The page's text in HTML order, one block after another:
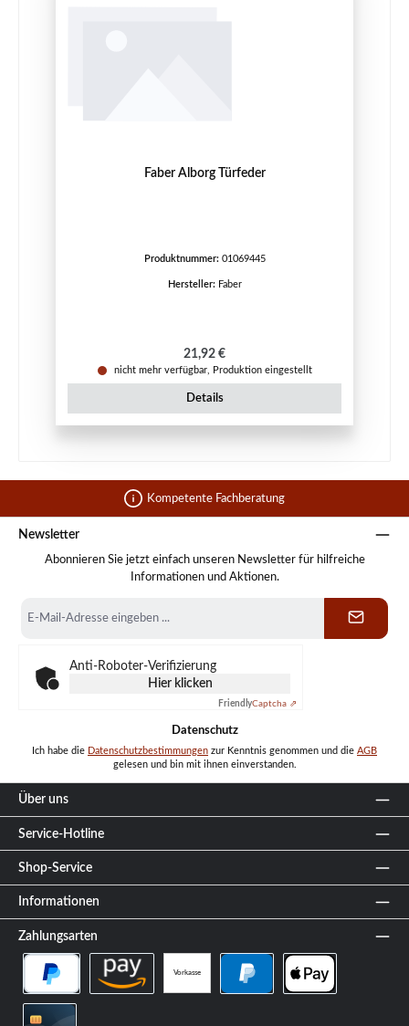
Faber Alborg Türfeder
Produktnummer: 01069445
Hersteller: Faber
Regulärer Preis:
21,92 €
nicht mehr verfügbar, Produktion eingestellt
Details
Kompetente Fachberatung
Newsletter
Abonnieren Sie jetzt einfach unseren Newsletter für hilfreiche
Informationen und Aktionen.
Mail-
Anti-Roboter-Verifizierung
Hier klicken
FriendlyCaptcha ⇗
Datenschutz
Ich habe die Datenschutzbestimmungen zur Kenntnis genommen und die AGB
gelesen und bin mit ihnen einverstanden.
Über uns
Service-Hotline
Shop-Service
Informationen
Zahlungsarten
Vorkasse
PayPal Später Bezahlen